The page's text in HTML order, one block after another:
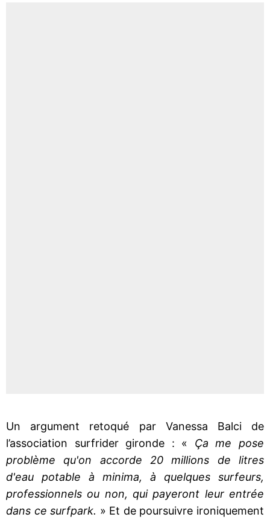
Un argument retoqué par Vanessa Balci de
l’association surfrider gironde : « Ça me pose
problème qu'on accorde 20 millions de litres
d'eau potable à minima, à quelques surfeurs,
professionnels ou non, qui payeront leur entrée
dans ce surfpark. » Et de poursuivre ironiquement